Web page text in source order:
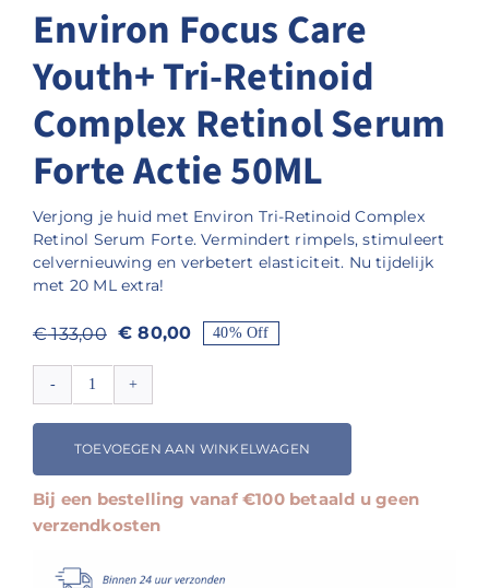
Environ Focus Care
Youth+ Tri-Retinoid
Complex Retinol Serum
Forte Actie 50ML
Verjong je huid met Environ Tri-Retinoid Complex
Retinol Serum Forte. Vermindert rimpels, stimuleert
celvernieuwing en verbetert elasticiteit. Nu tijdelijk
met 20 ML extra!
€133,00
Oorspronkelijke
was:
€ 133,00.
€ 80,00
Huidige
is:
€ 80,00.
40% Off
Care
Retinoid
Complex
Serum
TOEVOEGEN AAN WINKELWAGEN
Bij een bestelling vanaf €100 betaald u geen
verzendkosten